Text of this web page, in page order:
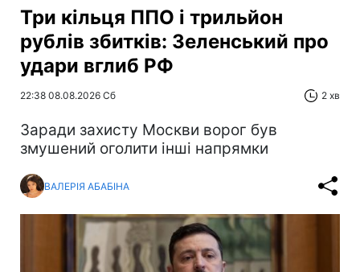
Три кільця ППО і трильйон
рублів збитків: Зеленський про
удари вглиб РФ
22:38 08.08.2026 Сб 2 хв
Заради захисту Москви ворог був
змушений оголити інші напрямки
ВАЛЕРІЯ АБАБІНА